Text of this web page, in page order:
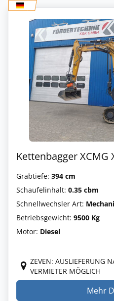
Kettenbagger XCMG
Grabtiefe: 394 cm
Schaufelinhalt: 0.35 cbm
Schnellwechsler Art:
Betriebsgewicht: 9500 Kg
Motor: Diesel
ZEVEN: AUSLIEFERUNG
VERMIETER MÖGLICH
Mehr